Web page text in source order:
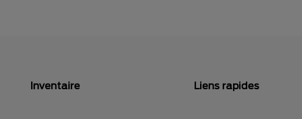
Inventaire Liens rapides